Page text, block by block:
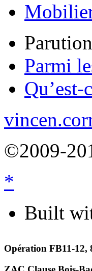
Parmi
Qu’est-
©2009-
*
Built
Opération FB11-12,